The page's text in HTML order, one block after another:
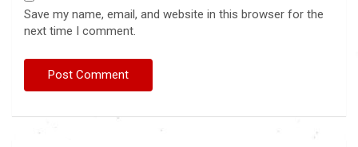
Save my name, email, and website in this browser for the
next time I comment.